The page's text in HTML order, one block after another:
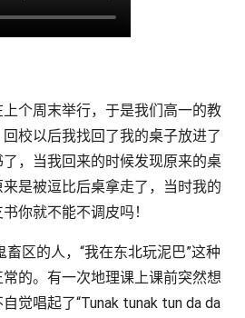
个周末举行，于是我们高一的教
校以后我找回了我的桌子放进了
，当我回来的时候发现原来的桌
是被逗比后桌拿走了，当时我的
你就不能不调皮吗！
区的人，“我在东北玩泥巴”这种
的。有一次地理课上课前突然想
觉唱起了“Tunak tunak tun da da